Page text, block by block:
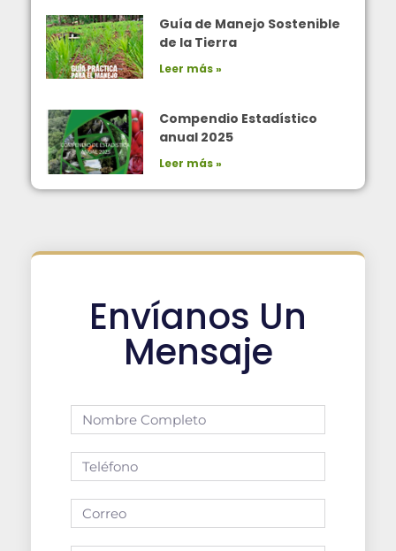
Guía de Manejo Sostenible
de la Tierra
Leer más »
Compendio Estadístico
anual 2025
Leer más »
Envíanos Un
Mensaje